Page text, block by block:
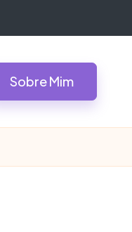
Sobre Mim